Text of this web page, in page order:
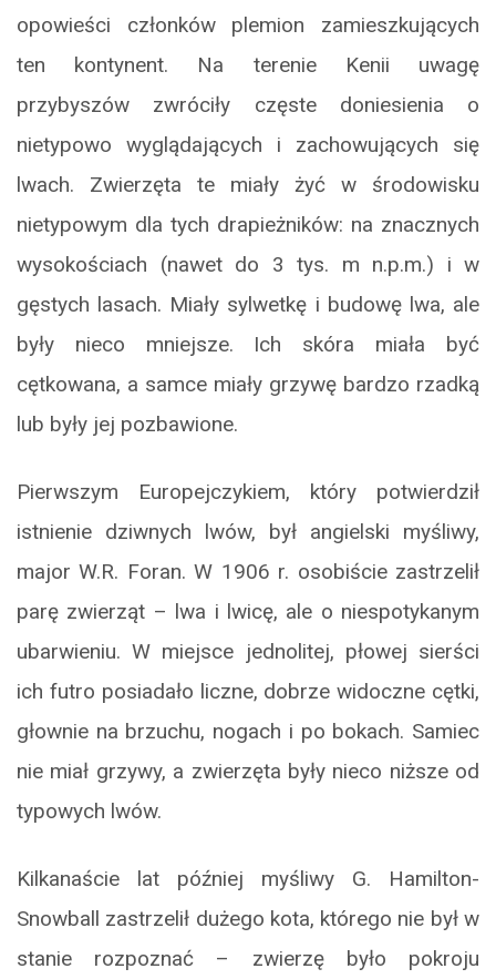
opowieści członków plemion zamieszkujących
ten kontynent. Na terenie Kenii uwagę
przybyszów zwróciły częste doniesienia o
nietypowo wyglądających i zachowujących się
lwach. Zwierzęta te miały żyć w środowisku
nietypowym dla tych drapieżników: na znacznych
wysokościach (nawet do 3 tys. m n.p.m.) i w
gęstych lasach. Miały sylwetkę i budowę lwa, ale
były nieco mniejsze. Ich skóra miała być
cętkowana, a samce miały grzywę bardzo rzadką
lub były jej pozbawione.
Pierwszym Europejczykiem, który potwierdził
istnienie dziwnych lwów, był angielski myśliwy,
major W.R. Foran. W 1906 r. osobiście zastrzelił
parę zwierząt – lwa i lwicę, ale o niespotykanym
ubarwieniu. W miejsce jednolitej, płowej sierści
ich futro posiadało liczne, dobrze widoczne cętki,
głownie na brzuchu, nogach i po bokach. Samiec
nie miał grzywy, a zwierzęta były nieco niższe od
typowych lwów.
Kilkanaście lat później myśliwy G. Hamilton-
Snowball zastrzelił dużego kota, którego nie był w
stanie rozpoznać – zwierzę było pokroju